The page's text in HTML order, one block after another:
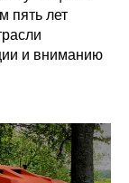
пять лет
и вниманию